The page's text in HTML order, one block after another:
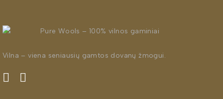
Vilna – viena seniausių gamtos dovanų žmogui.